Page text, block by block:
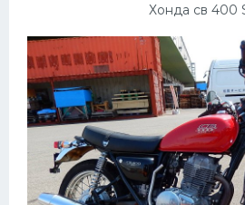
Хонда св 400